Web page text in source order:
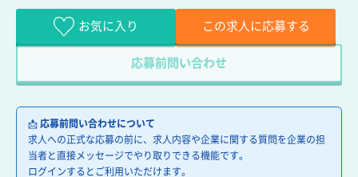
お気に入り この求人に応募する
応募前問い合わせ
📩 応募前問い合わせについて
求人への正式な応募の前に、求人内容や企業に関する質問を企業の担
当者と直接メッセージでやり取りできる機能です。
ログインするとご利用いただけます。